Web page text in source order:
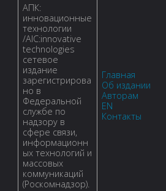
алиментарно-
токсическую
пароксизмальную
АПК:
инновационные
технологии
/AIC:innovative
technologies
сетевое
издание
зарегистрирова
но в
Федеральной
службе по
надзору в
сфере связи,
информационн
ых технологий и
массовых
коммуникаций
(Роскомнадзор).
Главная
Об издании
Авторам
EN
Контакты